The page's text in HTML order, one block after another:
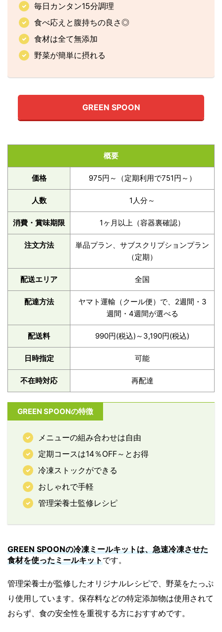
毎日カンタン15分調理
食べ応えと腹持ちの良さ◎
食材は全て無添加
野菜が簡単に摂れる
GREEN SPOON
概要
価格 975円～（定期利用で751円～）
人数 1人分～
消費・賞味期限 1ヶ月以上（容器裏確認）
注文方法
単品プラン、サブスクリプションプラン
（定期）
配送エリア 全国
配達方法
ヤマト運輸（クール便）で、2週間・3
週間・4週間が選べる
配送料 990円(税込)～3,190円(税込)
日時指定 可能
不在時対応 再配達
GREEN SPOONの特徴
メニューの組み合わせは自由
定期コースは14％OFF～とお得
冷凍ストックができる
おしゃれで手軽
管理栄養士監修レシピ
GREEN SPOONの冷凍ミールキットは、急速冷凍させた
食材を使ったミールキットです。
管理栄養士が監修したオリジナルレシピで、野菜をたっぷ
り使用しています。保存料などの特定添加物は使用されて
おらず、食の安全性を重視する方におすすめです。